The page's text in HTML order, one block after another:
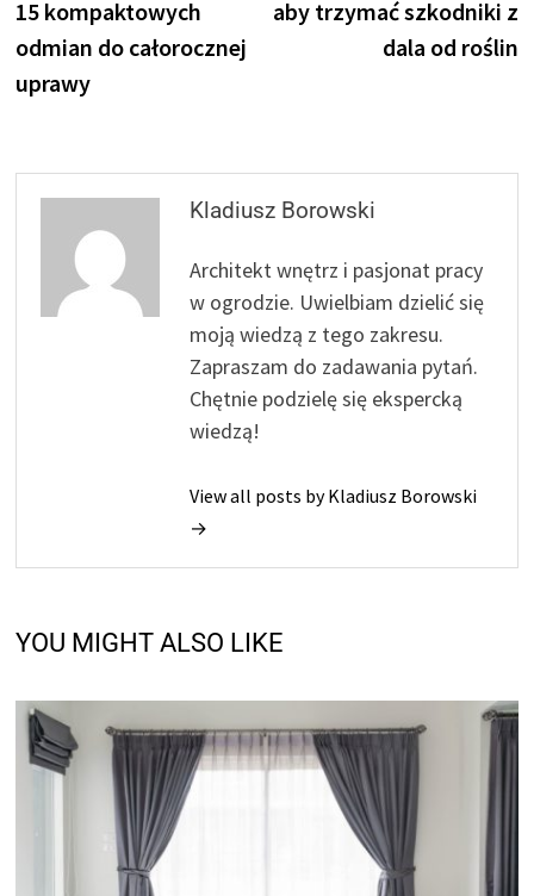
15 kompaktowych
odmian do całorocznej
uprawy
aby trzymać szkodniki z
dala od roślin
Kladiusz Borowski
Architekt wnętrz i pasjonat pracy
w ogrodzie. Uwielbiam dzielić się
moją wiedzą z tego zakresu.
Zapraszam do zadawania pytań.
Chętnie podzielę się ekspercką
wiedzą!
View all posts by Kladiusz Borowski
→
YOU MIGHT ALSO LIKE